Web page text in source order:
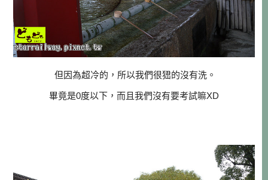
但因為超冷的，所以我們很峱的沒有洗。
畢竟是0度以下，而且我們沒有要考試嘛XD